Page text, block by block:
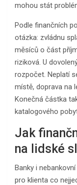
mohou stát
Podle finančních
otázka: zvládnu
měsíců o část
riziková. U
rozpočet. Neplatí
místě, doprava na
Konečná částka
katalogového
Jak
na lidské
Banky i
pro klienta co